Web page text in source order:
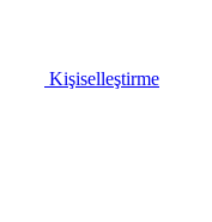
Kişiselleştirme